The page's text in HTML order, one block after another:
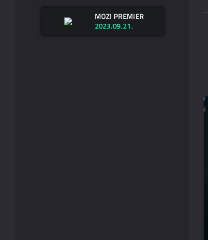
MOZI PREMIER
2023.09.21.